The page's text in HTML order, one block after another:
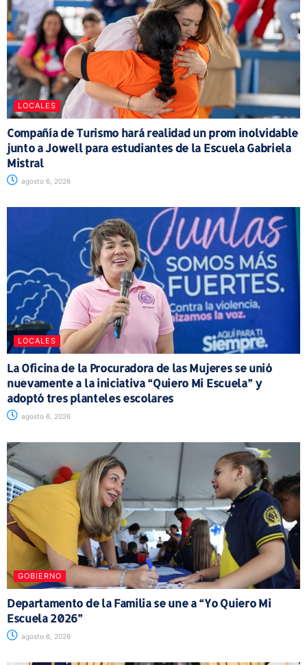
LOCALES
Compañía de Turismo hará realidad un prom inolvidable
junto a Jowell para estudiantes de la Escuela Gabriela
Mistral
agosto 6, 2026
LOCALES
La Oficina de la Procuradora de las Mujeres se unió
nuevamente a la iniciativa “Quiero Mi Escuela” y
adoptó tres planteles escolares
agosto 6, 2026
GOBIERNO
Departamento de la Familia se une a “Yo Quiero Mi
Escuela 2026”
agosto 6, 2026